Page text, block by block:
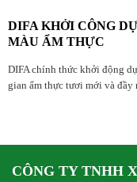
DIFA KHỞI CÔNG
MÀU ẨM THỰC
DIFA chính thức khởi động
gian ẩm thực tươi mới và đầy
CÔNG TY TNHH